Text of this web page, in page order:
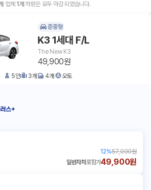
업체 1 개 차량은 모두 마감 되었습니다.
준중형
K3 1세대 F/L
The New K3
49,900원
5인 3개 4개 오토
스+
12%57,000원
일반자차포함가49,900원